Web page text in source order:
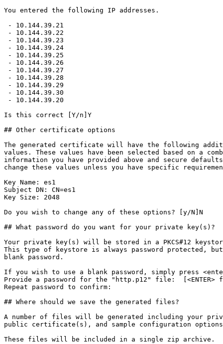
You entered the following IP addresses.
- 10.144.39.21
- 10.144.39.22
- 10.144.39.23
- 10.144.39.24
- 10.144.39.25
- 10.144.39.26
- 10.144.39.27
- 10.144.39.28
- 10.144.39.29
- 10.144.39.30
- 10.144.39.20
Is this correct [Y/n]Y
## Other certificate options
The generated certificate will have the following
values. These values have been selected based on a
information you have provided above and secure
change these values unless you have specific
Key Name: es1
Subject DN: CN=es1
Key Size: 2048
Do you wish to change any of these options? [y/N]N
## What password do you want for your private key(s)?
Your private key(s) will be stored in a PKCS#12
This type of keystore is always password protected,
blank password.
If you wish to use a blank password, simply press
Provide a password for the "http.p12" file:  [<ENTER>
Repeat password to confirm:
## Where should we save the generated files?
A number of files will be generated including your
public certificate(s), and sample configuration
These files will be included in a single zip archive.